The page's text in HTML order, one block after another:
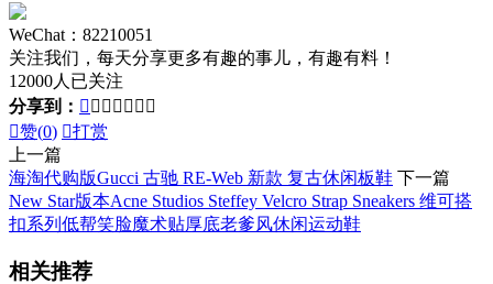
WeChat：82210051
关注我们，每天分享更多有趣的事儿，有趣有料！
12000人已关注
分享到：       
赞(0) 打赏
上一篇
海淘代购版Gucci 古驰 RE-Web 新款 复古休闲板鞋 下一篇
New Star版本Acne Studios Steffey Velcro Strap Sneakers 维可搭
扣系列低帮笑脸魔术贴厚底老爹风休闲运动鞋
相关推荐